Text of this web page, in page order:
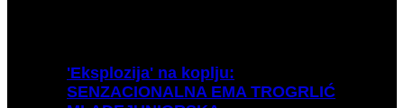
'Eksplozija' na koplju:
SENZACIONALNA EMA TROGRLIĆ